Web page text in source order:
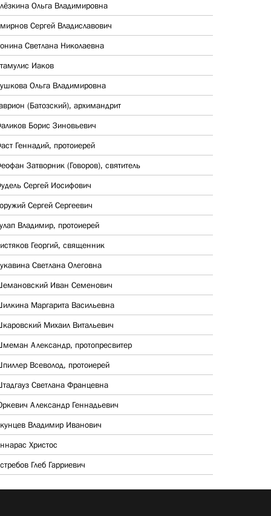
Ольга Владимировна
Сергей Владиславович
Светлана Николаевна
Иаков
Ольга Владимировна
(Батозский), архимандрит
Борис Зиновьевич
Геннадий, протоиерей
Затворник (Говоров), святитель
Сергей Иосифович
Сергей Сергеевич
Владимир, протоиерей
Георгий, священник
Светлана Олеговна
Иван Семенович
Маргарита Васильевна
Михаил Витальевич
Александр, протопресвитер
Всеволод, протоиерей
Светлана Францевна
Александр Геннадьевич
Владимир Иванович
Христос
Глеб Гарриевич